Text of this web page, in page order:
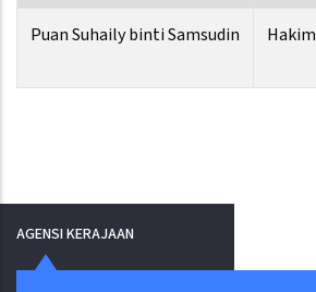
Puan Suhaily binti Samsudin Hakim
AGENSI KERAJAAN